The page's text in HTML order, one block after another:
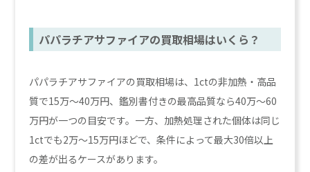
パパラチアサファイアの買取相場はいくら？
パパラチアサファイアの買取相場は、1ctの非加熱・高品
質で15万〜40万円、鑑別書付きの最高品質なら40万〜60
万円が一つの目安です。一方、加熱処理された個体は同じ
1ctでも2万〜15万円ほどで、条件によって最大30倍以上
の差が出るケースがあります。